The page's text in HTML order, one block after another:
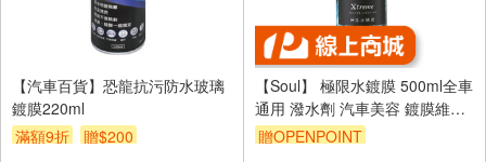
【汽車百貨】恐龍抗污防水玻璃
鍍膜220ml
滿額9折
贈$200
【Soul】 極限水鍍膜 500ml全車
通用 潑水劑 汽車美容 鍍膜維護
劑 玻璃鍍膜 台灣製
贈OPENPOINT